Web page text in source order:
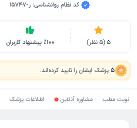
کد نظام روانشناسی: ر-15747
5
(
5نظر) ٪100 پیشنهاد کاربران
5 پزشک ایشان را تایید کرده‌اند.
نوبت مطب مشاوره آنلاین اطلاعات پزشک